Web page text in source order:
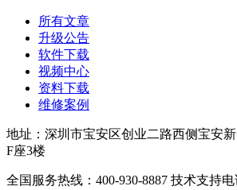
所有文章
升级公告
软件下载
视频中心
资料下载
维修案例
地址：深圳市宝安区创业二路西侧宝安
F座3楼
全国服务热线：400-930-8887 技术支持电